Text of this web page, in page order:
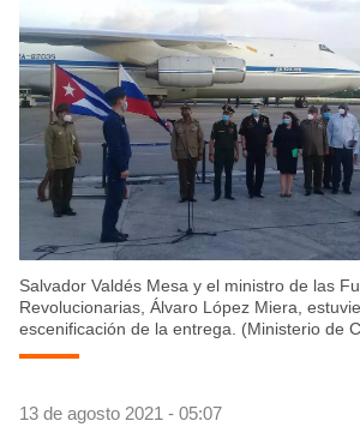
Salvador Valdés Mesa y el ministro de las
Revolucionarias, Álvaro López Miera,
escenificación de la entrega. (Ministerio de
13 de agosto 2021 - 05:07